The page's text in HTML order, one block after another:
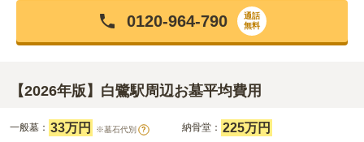
0120-964-790
通話
無料
【2026年版】白鷺駅周辺お墓平均費用
一般墓： 33万円 ※墓石代別 ? 納骨堂： 225万円